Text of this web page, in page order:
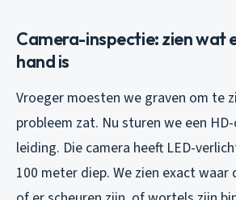
Camera-inspectie: zien wat
hand is
Vroeger moesten we graven om te
probleem zat. Nu sturen we een
leiding. Die camera heeft LED-
100 meter diep. We zien exact